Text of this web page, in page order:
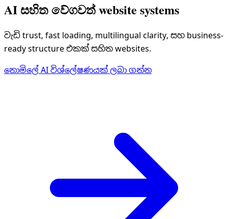
AI සහිත වේගවත් website systems
වැඩි trust, fast loading, multilingual clarity, සහ business-
ready structure එකක් සහිත websites.
නොමිලේ AI විශ්ලේෂණයක් ලබා ගන්න